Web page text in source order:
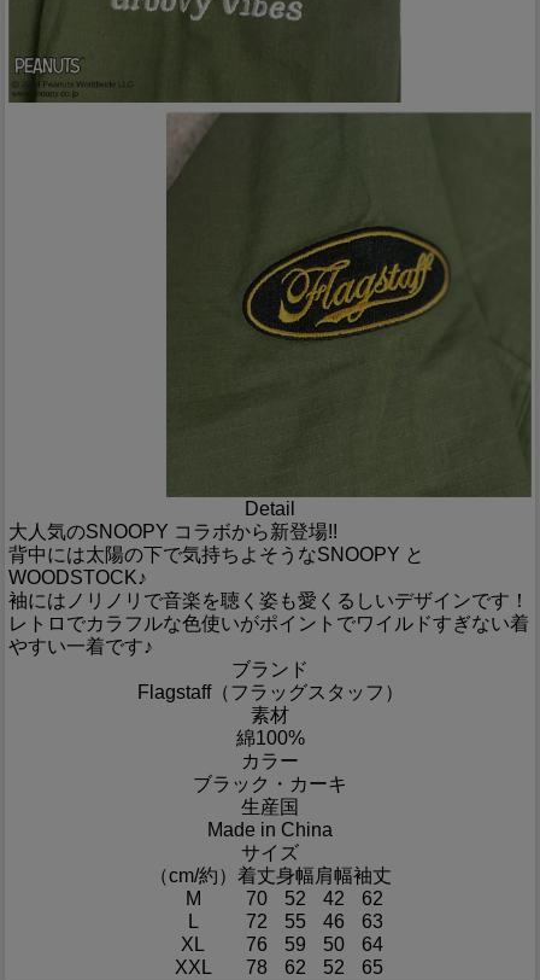
Detail
大人気のSNOOPY コラボから新登場!!
背中には太陽の下で気持ちよそうなSNOOPY と
WOODSTOCK♪
袖にはノリノリで音楽を聴く姿も愛くるしいデザインです！
レトロでカラフルな色使いがポイントでワイルドすぎない着
やすい一着です♪
ブランド
Flagstaff（フラッグスタッフ）
素材
綿100%
カラー
ブラック・カーキ
生産国
Made in China
サイズ
（cm/約） 着丈身幅肩幅袖丈
M
70 52 42
62
L
72 55 46
63
XL
76 59 50
64
XXL
78 62 52 65